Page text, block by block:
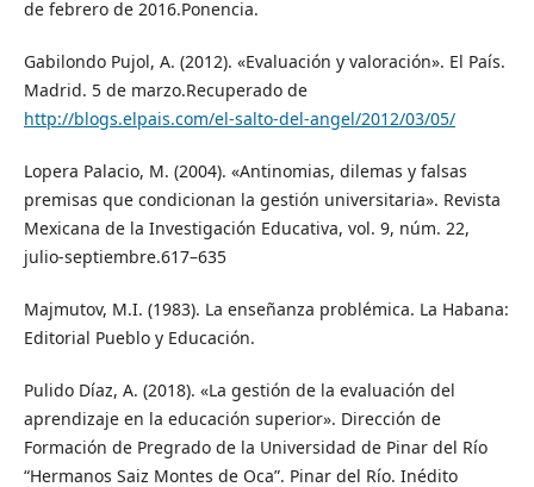
de febrero de 2016.Ponencia.
Gabilondo Pujol, A. (2012). «Evaluación y valoración». El País.
Madrid. 5 de marzo.Recuperado de
http://blogs.elpais.com/el-salto-del-angel/2012/03/05/
Lopera Palacio, M. (2004). «Antinomias, dilemas y falsas
premisas que condicionan la gestión universitaria». Revista
Mexicana de la Investigación Educativa, vol. 9, núm. 22,
julio-septiembre.617–635
Majmutov, M.I. (1983). La enseñanza problémica. La Habana:
Editorial Pueblo y Educación.
Pulido Díaz, A. (2018). «La gestión de la evaluación del
aprendizaje en la educación superior». Dirección de
Formación de Pregrado de la Universidad de Pinar del Río
“Hermanos Saiz Montes de Oca”. Pinar del Río. Inédito